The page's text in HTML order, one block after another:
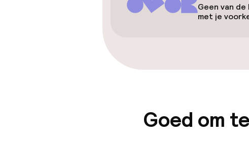
Restaurant
Geen van
met je
Goed om